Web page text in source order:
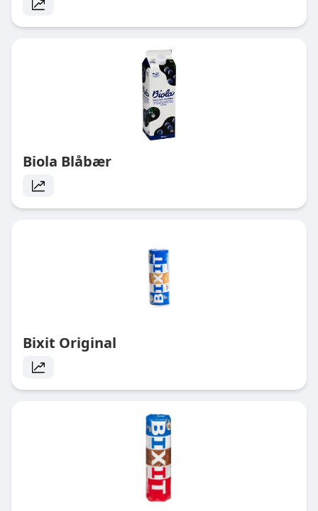
Biola Blåbær
Bixit Original